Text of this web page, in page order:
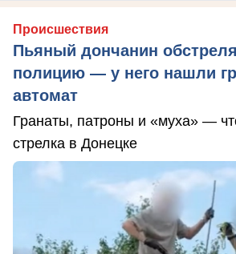
Происшествия
Пьяный дончанин
полицию — у него нашли
автомат
Гранаты, патроны и «муха» —
стрелка в Донецке